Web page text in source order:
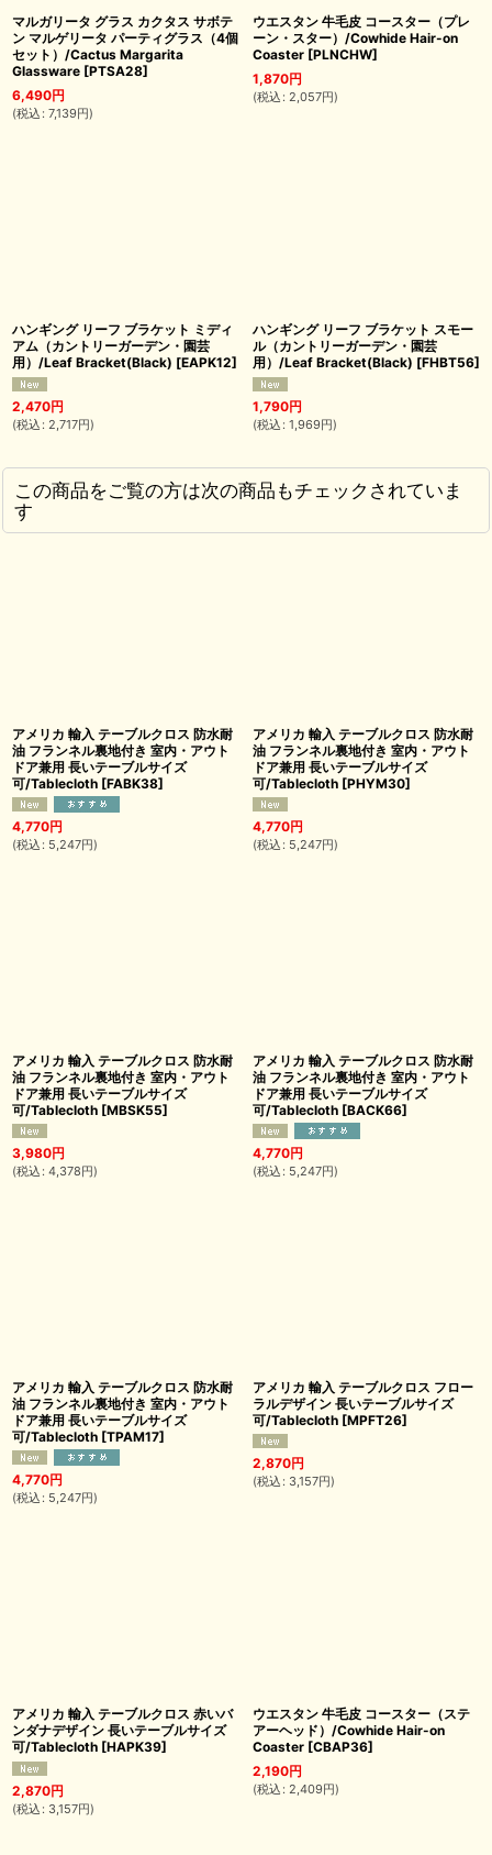
マルガリータ グラス カクタス サボテ
ン マルゲリータ パーティグラス（4個
セット）/Cactus Margarita
Glassware [PTSA28]
6,490円
(税込 : 7,139円)
ウエスタン 牛毛皮 コースター（プレ
ーン・スター）/Cowhide Hair-on
Coaster [PLNCHW]
1,870円
(税込 : 2,057円)
ハンギング リーフ ブラケット ミディ
アム（カントリーガーデン・園芸
用）/Leaf Bracket(Black) [EAPK12]
2,470円
(税込 : 2,717円)
ハンギング リーフ ブラケット スモー
ル（カントリーガーデン・園芸
用）/Leaf Bracket(Black) [FHBT56]
1,790円
(税込 : 1,969円)
この商品をご覧の方は次の商品もチェックされていま
す
アメリカ 輸入 テーブルクロス 防水耐
油 フランネル裏地付き 室内・アウト
ドア兼用 長いテーブルサイズ
可/Tablecloth [FABK38]
4,770円
(税込 : 5,247円)
アメリカ 輸入 テーブルクロス 防水耐
油 フランネル裏地付き 室内・アウト
ドア兼用 長いテーブルサイズ
可/Tablecloth [PHYM30]
4,770円
(税込 : 5,247円)
アメリカ 輸入 テーブルクロス 防水耐
油 フランネル裏地付き 室内・アウト
ドア兼用 長いテーブルサイズ
可/Tablecloth [MBSK55]
3,980円
(税込 : 4,378円)
アメリカ 輸入 テーブルクロス 防水耐
油 フランネル裏地付き 室内・アウト
ドア兼用 長いテーブルサイズ
可/Tablecloth [BACK66]
4,770円
(税込 : 5,247円)
アメリカ 輸入 テーブルクロス 防水耐
油 フランネル裏地付き 室内・アウト
ドア兼用 長いテーブルサイズ
可/Tablecloth [TPAM17]
4,770円
(税込 : 5,247円)
アメリカ 輸入 テーブルクロス フロー
ラルデザイン 長いテーブルサイズ
可/Tablecloth [MPFT26]
2,870円
(税込 : 3,157円)
アメリカ 輸入 テーブルクロス 赤いバ
ンダナデザイン 長いテーブルサイズ
可/Tablecloth [HAPK39]
2,870円
(税込 : 3,157円)
ウエスタン 牛毛皮 コースター（ステ
アーヘッド）/Cowhide Hair-on
Coaster [CBAP36]
2,190円
(税込 : 2,409円)